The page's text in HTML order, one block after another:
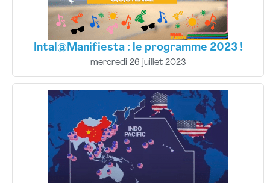
Intal@Manifiesta : le programme 2023 !
mercredi 26 juillet 2023